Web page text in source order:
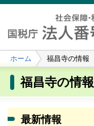
ホーム 福昌寺の情報
福昌寺の情報
最新情報